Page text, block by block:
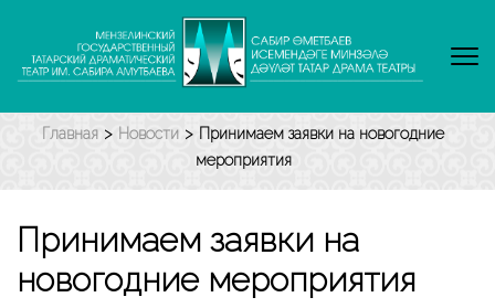
содержимому
Enter)
Главная > Новости > Принимаем заявки на новогодние
мероприятия
Принимаем заявки на
новогодние мероприятия